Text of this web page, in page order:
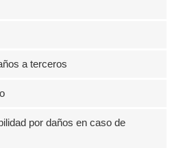
a terceros
por daños en caso de